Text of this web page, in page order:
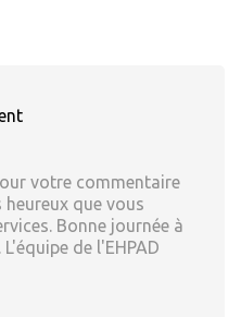
votre commentaire
que vous
Bonne journée à
de l'EHPAD